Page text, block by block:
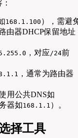
168.1.100 ），需避
由器DHCP保留地址
，对应/24前
，通常为路由器
用公共DNS如
器如168.1.1 ）。
择工具